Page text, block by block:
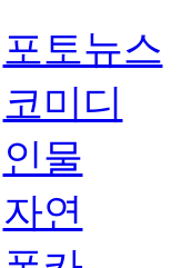
포토뉴스
코미디
인물
자연